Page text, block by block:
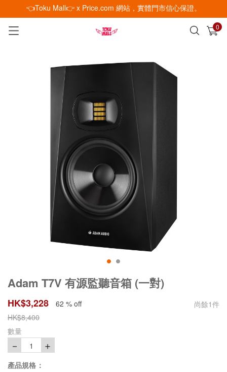
👈Toku Mall👉 x Price.com 網站，實體門市信心保證。
0
已加入購物車 查看
Adam T7V 有源監聽音箱 (一對)
HK$3,228 62 % off 尚餘1件
HK$8,400
數量
－ 1 ＋
產品規格：